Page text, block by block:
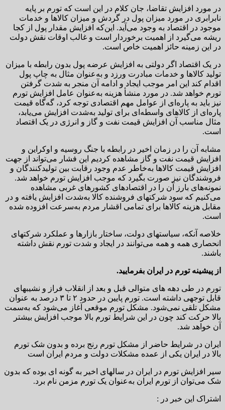
در مورد افزایش تقاضا، جان کلام در این است که تورم بر پایه
نابرابری در مورد میزان پول در گردش و میزان کالاها و خدمات
موجود در اقتصاد به وجود می‌آید. این‌که افزایش مقدار پول از کجا
ریشه می‌گیرد از اهمیت برخوردار است و غالب اوقات نقش دولت
در این زمینه حائز اهمیت خاص است.
در یک اقتصاد اگر دولتی به افزایش عرضه پول بدون رابطه با میزان
تولید کالاها و خدمات مبادرت ورزد و به‌عنوان مثال به چاپ پول
اقدام کند این امر موجب ایجاد و ادامه آن منجر به شدت گرفتن
تورم خواهد شد. در مورد منشأ هزینه به‌عنوان عامل افزایش تورم
نیز باید به پاره‌ای از عوامل مهم اقتصادی توجه کرد، گه‌گاه قیمت
پاره‌ای از کالاهای واسطه‌ای برای تولید به‌شدت افزایش می‌یابد،
مثال مناسب آن افزایش قیمت نفت و گاز و انرژی در یک اقتصاد
است.
مشابه آن را در زمان اخیر در رابطه با جنگ روسیه و اوکراین و
افزایش قیمت نفت و گاز مشاهده کردیم این فشار می‌تواند از جهت
افزایش قیمت کالاها به‌خاطر عدم وجود رقابت بین تولیدکنندگان و
فروشندگان نیز صورت بگیرد که موجب افزایش تورم خواهد شد.
نمونه‌های بارز آن را در اقتصادهای کشورهای غربی مشاهده
می‌کنیم که سود شرکتهای فروشنده کالا به‌شدت افزایش یافته و در
مقابل هزینه کالاها برای تمامی اقشار مردم به‌سرعت افزوده شده
است.
خلاصه آنکه، سیاستهای دولت، ساختار بازارها و عملکرد شرکتهای
انحصاری همه و همه می‌توانند در ایجاد و شدت تورم نقش داشته
باشند.
از پیشینه تورم در ایران بفرمایید.
تورم در طی دهه های متوالی قبل و بعد از انقلاب فراز و نشیبهای
قابل توجهی داشته است. تورم پایین در حدود ۲ تا ۳ درصد به عنوان
مشکل تلقی نمی‌شود. مشکل تورم موقعی آغاز می‌شود که به‌سمت
بالا حرکت کند چون در این شرایط تورم بالا موجب افزایش بیشتر
آن خواهد شد.
ایران در شرایط حاضر از مشکل تورم رنج برده و بدون شک تورم
بالا در ایران یکی از عمده مشکلات دولت و مردم ایران است
سیر افزایش تورم در ایران در سالهای اخیر به گونه ای بوده که بدون
شک می‌توان از تورم ایران به‌عنوان یک تورم مزمن نام برد.
اشتراک این خبر در :